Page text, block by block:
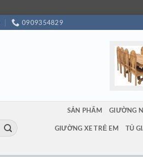
0909354829
SẢN PHẨM GIƯỜNG
GIƯỜNG XE TRẺ EM TỦ